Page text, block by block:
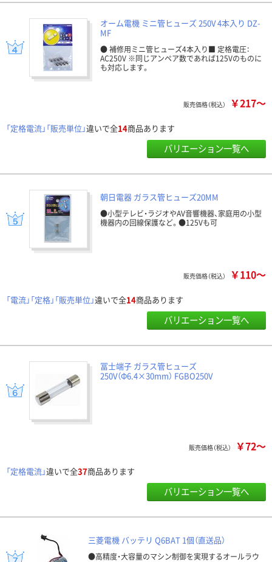
オーム電機 ミニ管ヒューズ 250V 4本入り DZ-
MF
● 補修用ミニ管ヒューズ4本入り■ 定格電圧：
AC250V ※同じアンペア数であれば125Vのものに
も対応します。
販売価格（税込） ￥217～
「定格電流」「販売単位」違いで全14商品あります
バリエーション一覧へ
朝日電器 ガラス管ヒューズ20MM
●小型テレビ・ラジオやAV音響機器、家庭用の小型
機器内の回線保護など。●125Vも可
販売価格（税込） ￥110～
「電流」「定格」「販売単位」違いで全14商品あります
バリエーション一覧へ
冨士端子 ガラス管ヒューズ
250V（Φ6.4×30mm） FGBO250V
販売価格（税込） ￥72～
「定格電流」違いで全37商品あります
バリエーション一覧へ
三菱電機 バッテリ Q6BAT 1個（直送品）
●高精度・大容量のマシン制御を実現するオールラウ